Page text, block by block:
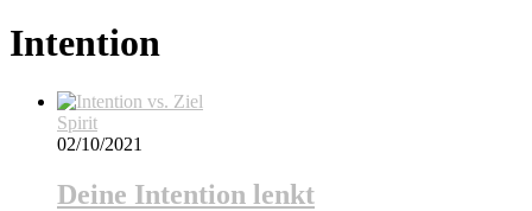
Intention
Spirit
02/10/2021
Deine Intention lenkt